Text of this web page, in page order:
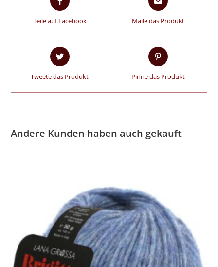
Teile auf Facebook Maile das Produkt
Tweete das Produkt Pinne das Produkt
Andere Kunden haben auch gekauft